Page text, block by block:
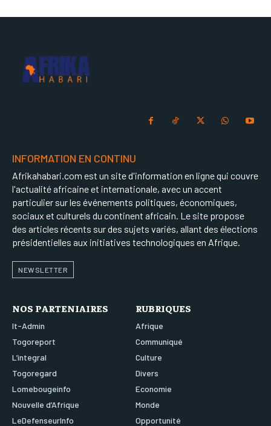
INFORMATION EN CONTINU
Afrikahabari.com est un site d'information en ligne qui couvre
l'actualité africaine et internationale, avec un accent
particulier sur les événements politiques, économiques,
sociaux et culturels du continent africain. Le site propose
des articles récents sur des sujets variés, allant des élections
présidentielles aux initiatives technologiques en Afrique.
NEWSLETTER
NOS PARTENIAIRES
It-Admin
Togoreport
L’integral
Togoregard
Lomebougeinfo
Nouvelle d’Afrique
LeDefenseurInfo
RUBRIQUES
Afrique
Communiqué
Culture
Divers
Economie
Monde
Opportunité